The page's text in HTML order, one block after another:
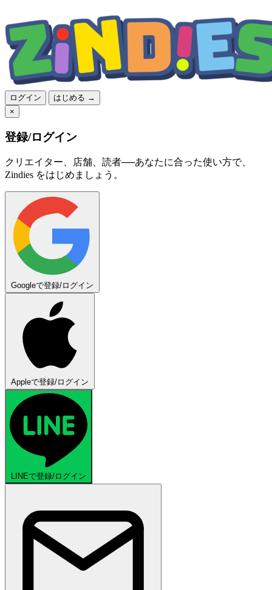
ログイン
はじめる →
×
登録/ログイン
クリエイター、店舗、読者──あなたに合った使い方で、
Zindies をはじめましょう。
Googleで登録/ログイン
Appleで登録/ログイン
LINEで登録/ログイン